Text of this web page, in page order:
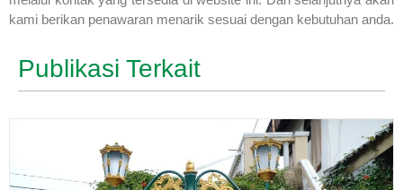
kami berikan penawaran menarik sesuai dengan kebutuhan anda.
Publikasi Terkait